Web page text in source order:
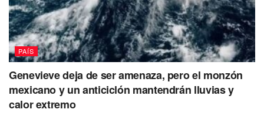
PAÍS
Genevieve deja de ser amenaza, pero el monzón
mexicano y un anticiclón mantendrán lluvias y
calor extremo